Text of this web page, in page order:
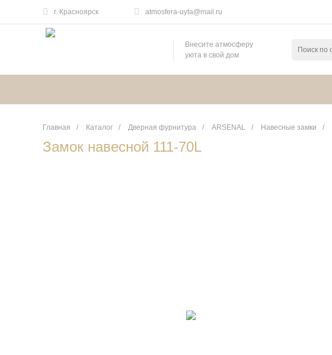
г. Красноярск atmosfera-uyta@mail.ru
Внесите атмосферу
уюта в свой дом
Главная / Каталог / Дверная фурнитура / ARSENAL / Навесные замки /
Замок навесной 111-70L